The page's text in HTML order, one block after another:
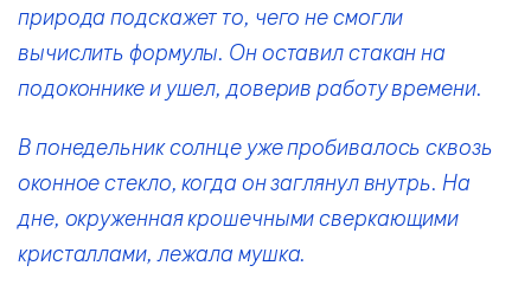
природа подскажет то, чего не смогли
вычислить формулы. Он оставил стакан на
подоконнике и ушел, доверив работу времени.
В понедельник солнце уже пробивалось сквозь
оконное стекло, когда он заглянул внутрь. На
дне, окруженная крошечными сверкающими
кристаллами, лежала мушка.